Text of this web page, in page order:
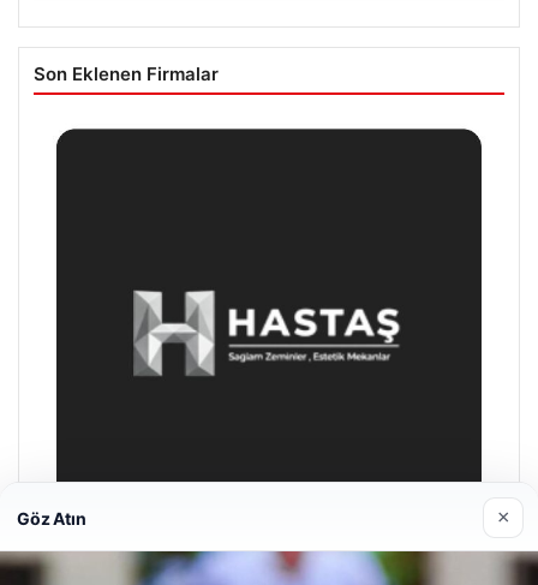
Son Eklenen Firmalar
Göz Atın ×